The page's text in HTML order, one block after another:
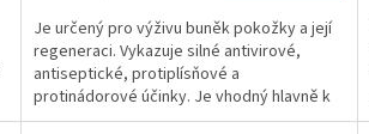
Je určený pro výživu buněk pokožky a její
regeneraci. Vykazuje silné antivirové,
antiseptické, protiplísňové a
protinádorové účinky. Je vhodný hlavně k
omlazení pokožky a pro...